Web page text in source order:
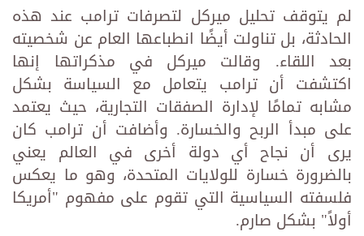
لم يتوقف تحليل ميركل لتصرفات ترامب عند هذه
الحادثة، بل تناولت أيضًا انطباعها العام عن شخصيته
بعد اللقاء. وقالت ميركل في مذكراتها إنها
اكتشفت أن ترامب يتعامل مع السياسة بشكل
مشابه تمامًا لإدارة الصفقات التجارية، حيث يعتمد
على مبدأ الربح والخسارة. وأضافت أن ترامب كان
يرى أن نجاح أي دولة أخرى في العالم يعني
بالضرورة خسارة للولايات المتحدة، وهو ما يعكس
فلسفته السياسية التي تقوم على مفهوم "أمريكا
أولاً" بشكل صارم.